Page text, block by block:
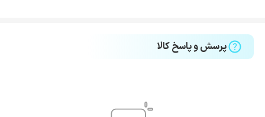
پرسش و پاسخ کالا